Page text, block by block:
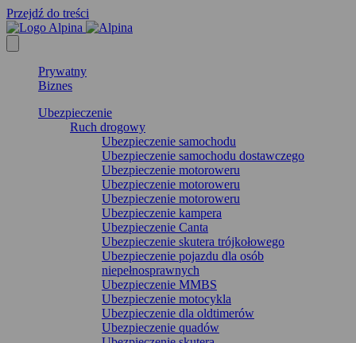
Przejdź do treści
Prywatny
Biznes
Ubezpieczenie
Ruch drogowy
Ubezpieczenie samochodu
Ubezpieczenie samochodu dostawczego
Ubezpieczenie motoroweru
Ubezpieczenie motoroweru
Ubezpieczenie motoroweru
Ubezpieczenie kampera
Ubezpieczenie Canta
Ubezpieczenie skutera trójkołowego
Ubezpieczenie pojazdu dla osób
niepełnosprawnych
Ubezpieczenie MMBS
Ubezpieczenie motocykla
Ubezpieczenie dla oldtimerów
Ubezpieczenie quadów